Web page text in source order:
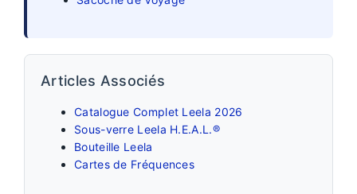
Articles Associés
Catalogue Complet Leela 2026
Sous-verre Leela H.E.A.L.®
Bouteille Leela
Cartes de Fréquences